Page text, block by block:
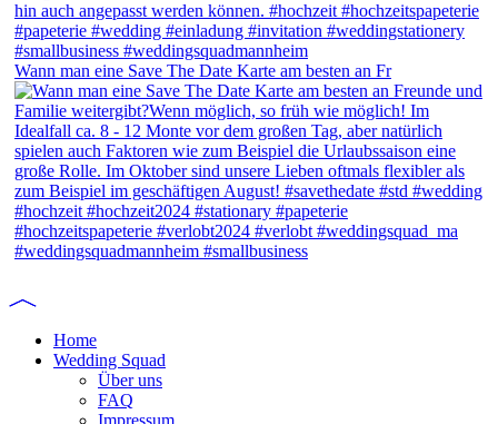
Wann man eine Save The Date Karte am besten an Fr
Home
Wedding Squad
Über uns
FAQ